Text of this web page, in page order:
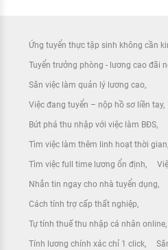
Ứng tuyển thực tập sinh không cần
Tuyển trưởng phòng - lương cao đãi
Săn việc làm quản lý lương cao
Việc đang tuyển – nộp hồ sơ liền tay
Bứt phá thu nhập với việc làm BĐS
Tìm việc làm thêm linh hoạt thời gian
Tìm việc full time lương ổn định
Nhắn tin ngay cho nhà tuyển dụng
Cách tính trợ cấp thất nghiệp
Tự tính thuế thu nhập cá nhân online
Tính lương chính xác chỉ 1 click